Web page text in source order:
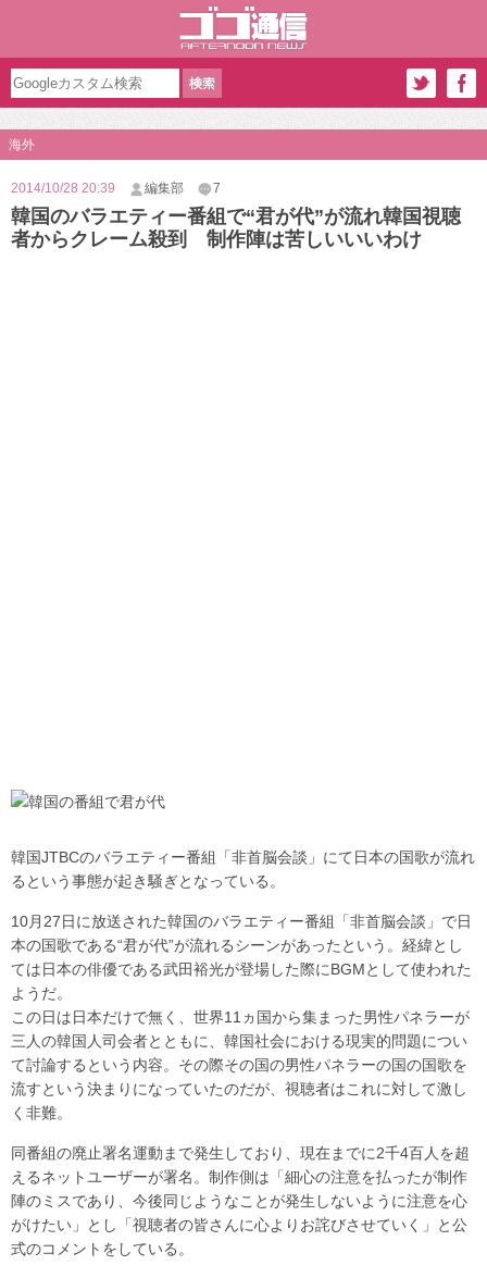
海外
2014/10/28 20:39 編集部 7
韓国のバラエティー番組で“君が代”が流れ韓国視聴
者からクレーム殺到 制作陣は苦しいいいわけ
韓国JTBCのバラエティー番組「非首脳会談」にて日本の国歌が流れ
るという事態が起き騒ぎとなっている。
10月27日に放送された韓国のバラエティー番組「非首脳会談」で日
本の国歌である“君が代”が流れるシーンがあったという。経緯とし
ては日本の俳優である武田裕光が登場した際にBGMとして使われた
ようだ。
この日は日本だけで無く、世界11ヵ国から集まった男性パネラーが
三人の韓国人司会者とともに、韓国社会における現実的問題につい
て討論するという内容。その際その国の男性パネラーの国の国歌を
流すという決まりになっていたのだが、視聴者はこれに対して激し
く非難。
同番組の廃止署名運動まで発生しており、現在までに2千4百人を超
えるネットユーザーが署名。制作側は「細心の注意を払ったが制作
陣のミスであり、今後同じようなことが発生しないように注意を心
がけたい」とし「視聴者の皆さんに心よりお詫びさせていく」と公
式のコメントをしている。